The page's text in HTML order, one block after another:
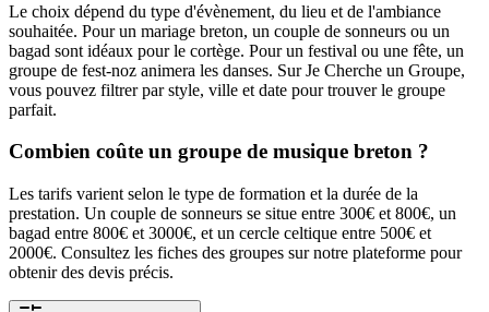
Le choix dépend du type d'évènement, du lieu et de l'ambiance
souhaitée. Pour un mariage breton, un couple de sonneurs ou un
bagad sont idéaux pour le cortège. Pour un festival ou une fête, un
groupe de fest-noz animera les danses. Sur Je Cherche un Groupe,
vous pouvez filtrer par style, ville et date pour trouver le groupe
parfait.
Combien coûte un groupe de musique breton ?
Les tarifs varient selon le type de formation et la durée de la
prestation. Un couple de sonneurs se situe entre 300€ et 800€, un
bagad entre 800€ et 3000€, et un cercle celtique entre 500€ et
2000€. Consultez les fiches des groupes sur notre plateforme pour
obtenir des devis précis.